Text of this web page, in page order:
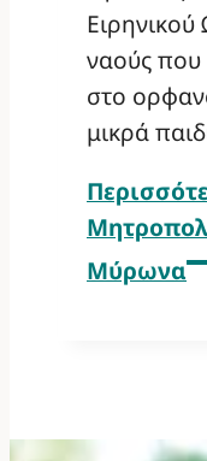
ναούς που
στο
μικρά
Μύρωνα